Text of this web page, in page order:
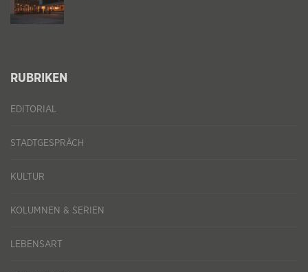
RUBRIKEN
EDITORIAL
STADTGESPRÄCH
KULTUR
KOLUMNEN & SERIEN
LEBENSART